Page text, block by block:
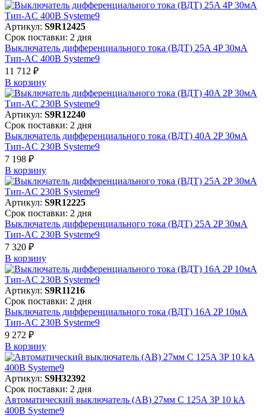
Артикул: S9R12425
Срок поставки: 2 дня
Выключатель дифференциального тока (ВДТ) 25A 4P 30мА
Тип-AC 400В Systeme9
11 712 ₽
В корзинy
Артикул: S9R12240
Срок поставки: 2 дня
Выключатель дифференциального тока (ВДТ) 40A 2P 30мА
Тип-AC 230В Systeme9
7 198 ₽
В корзинy
Артикул: S9R12225
Срок поставки: 2 дня
Выключатель дифференциального тока (ВДТ) 25A 2P 30мА
Тип-AC 230В Systeme9
7 320 ₽
В корзинy
Артикул: S9R11216
Срок поставки: 2 дня
Выключатель дифференциального тока (ВДТ) 16A 2P 10мА
Тип-AC 230В Systeme9
9 272 ₽
В корзинy
Артикул: S9H32392
Срок поставки: 2 дня
Автоматический выключатель (АВ) 27мм C 125A 3P 10 kA
400В Systeme9